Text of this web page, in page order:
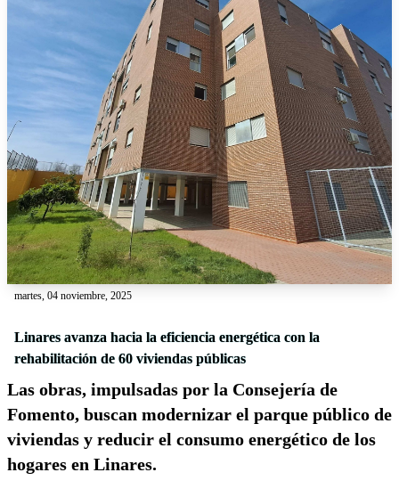
martes, 04 noviembre, 2025
Linares avanza hacia la eficiencia energética con la
rehabilitación de 60 viviendas públicas
Las obras, impulsadas por la Consejería de
Fomento, buscan modernizar el parque público de
viviendas y reducir el consumo energético de los
hogares en Linares.